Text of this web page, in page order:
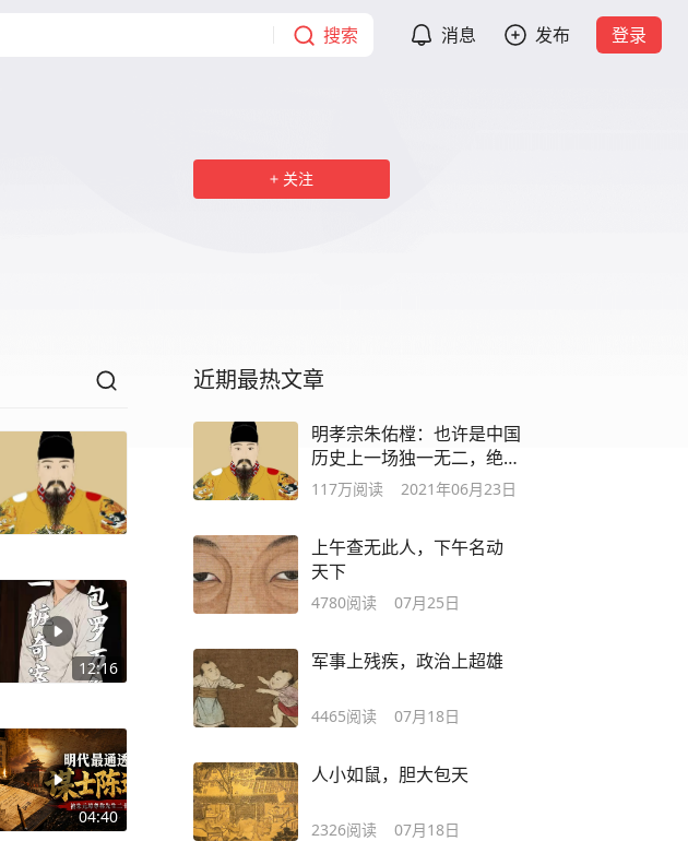
搜索 消息 发布 登录
关注
12:16
04:40
近期最热文章
明孝宗朱佑樘：也许是中国
历史上一场独一无二，绝无
仅有的奇迹
117万阅读 2021年06月23日
上午查无此人，下午名动
天下
4780阅读 07月25日
军事上残疾，政治上超雄
4465阅读 07月18日
人小如鼠，胆大包天
2326阅读 07月18日